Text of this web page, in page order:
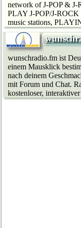
network of J-POP &
PLAY J-POP/J-ROCK
music stations,
wunschradio.fm ist
einem Mausklick
nach deinem
mit Forum und Chat.
kostenloser,